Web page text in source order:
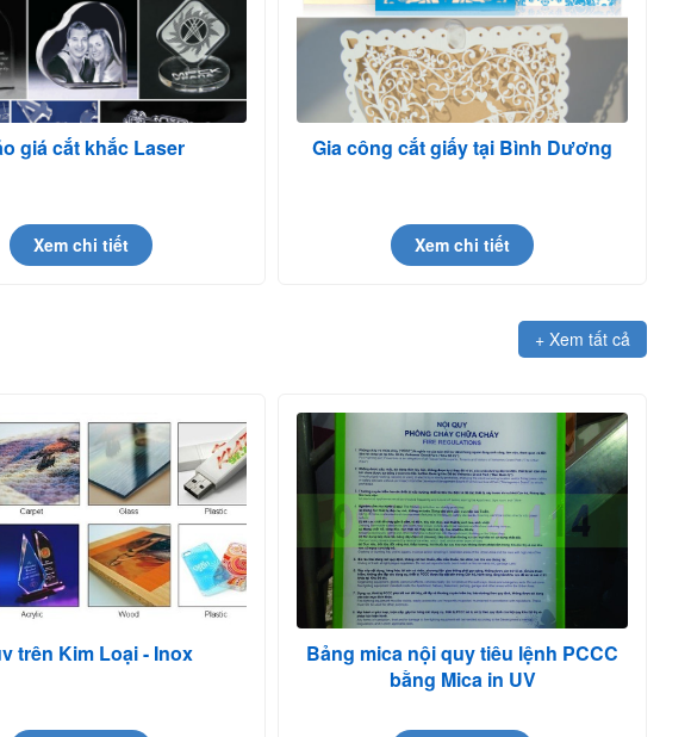
giá cắt khắc Laser
Xem chi tiết
Gia công cắt giấy tại Bình Dương
Xem chi tiết
+ Xem tất cả
trên Kim Loại - Inox
Bảng mica nội quy tiêu lệnh PCCC
bằng Mica in UV